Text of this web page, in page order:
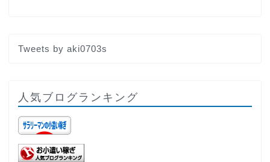
Tweets by aki0703s
人気ブログランキング